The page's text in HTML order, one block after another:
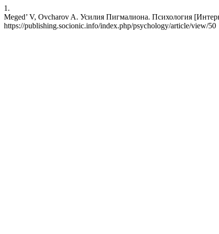
1.
Meged’ V, Ovcharov A. Усилия Пигмалиона. Психология
https://publishing.socionic.info/index.php/psychology/article/view/50